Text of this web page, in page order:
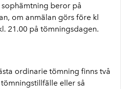
beror på
om anmälan görs före kl
21.00 på tömningsdagen.
ordinarie tömning finns två
eller så